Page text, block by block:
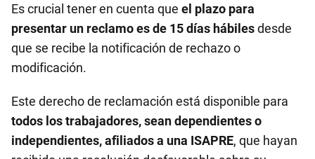
Es crucial tener en cuenta que el plazo para
presentar un reclamo es de 15 días hábilesdesde
que se recibe la notificación de rechazo o
modificación.
Este derecho de reclamación está disponible para
todos los trabajadores, sean dependientes o
independientes, afiliados a una ISAPRE, que hayan